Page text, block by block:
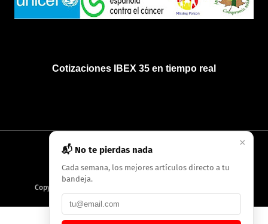
Cotizaciones IBEX 35 en tiempo real
INICIO QUIÉNES SOMOS POLÍTICA DE PRIVACIDAD
Copyright
×
📬 No te pierdas nada
Cada semana, los mejores artículos directo a tu
bandeja.